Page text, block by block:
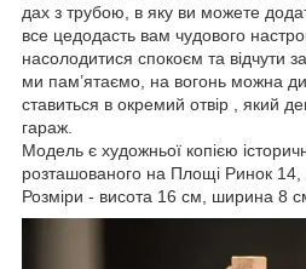
дах з трубою, в яку ви можете
все цедодасть вам чудового
насолодитися спокоєм та відчути
ми пам’ятаємо, на вогонь можна
ставиться в окремий отвір , який
гараж.
Модель є художньої копією
розташованого на Площі Ринок 14,
Розміри - висота 16 см, ширина 8